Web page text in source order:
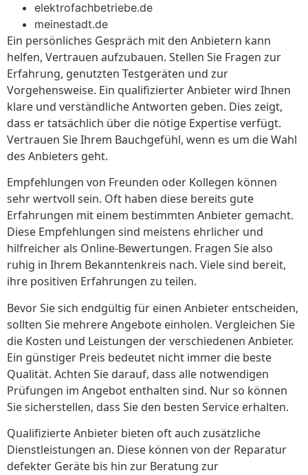
elektrofachbetriebe.de
meinestadt.de
Ein persönliches Gespräch mit den Anbietern kann
helfen, Vertrauen aufzubauen. Stellen Sie Fragen zur
Erfahrung, genutzten Testgeräten und zur
Vorgehensweise. Ein qualifizierter Anbieter wird Ihnen
klare und verständliche Antworten geben. Dies zeigt,
dass er tatsächlich über die nötige Expertise verfügt.
Vertrauen Sie Ihrem Bauchgefühl, wenn es um die Wahl
des Anbieters geht.
Empfehlungen von Freunden oder Kollegen können
sehr wertvoll sein. Oft haben diese bereits gute
Erfahrungen mit einem bestimmten Anbieter gemacht.
Diese Empfehlungen sind meistens ehrlicher und
hilfreicher als Online-Bewertungen. Fragen Sie also
ruhig in Ihrem Bekanntenkreis nach. Viele sind bereit,
ihre positiven Erfahrungen zu teilen.
Bevor Sie sich endgültig für einen Anbieter entscheiden,
sollten Sie mehrere Angebote einholen. Vergleichen Sie
die Kosten und Leistungen der verschiedenen Anbieter.
Ein günstiger Preis bedeutet nicht immer die beste
Qualität. Achten Sie darauf, dass alle notwendigen
Prüfungen im Angebot enthalten sind. Nur so können
Sie sicherstellen, dass Sie den besten Service erhalten.
Qualifizierte Anbieter bieten oft auch zusätzliche
Dienstleistungen an. Diese können von der Reparatur
defekter Geräte bis hin zur Beratung zur